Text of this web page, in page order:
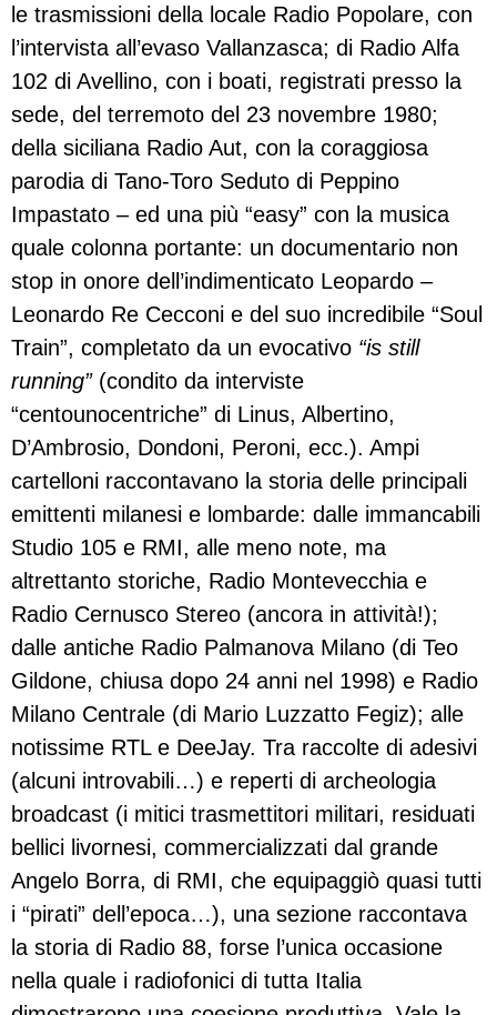
le trasmissioni della locale Radio Popolare, con
l’intervista all’evaso Vallanzasca; di Radio Alfa
102 di Avellino, con i boati, registrati presso la
sede, del terremoto del 23 novembre 1980;
della siciliana Radio Aut, con la coraggiosa
parodia di Tano-Toro Seduto di Peppino
Impastato – ed una più “easy” con la musica
quale colonna portante: un documentario non
stop in onore dell’indimenticato Leopardo –
Leonardo Re Cecconi e del suo incredibile “Soul
Train”, completato da un evocativo “is still
running” (condito da interviste
“centounocentriche” di Linus, Albertino,
D’Ambrosio, Dondoni, Peroni, ecc.). Ampi
cartelloni raccontavano la storia delle principali
emittenti milanesi e lombarde: dalle immancabili
Studio 105 e RMI, alle meno note, ma
altrettanto storiche, Radio Montevecchia e
Radio Cernusco Stereo (ancora in attività!);
dalle antiche Radio Palmanova Milano (di Teo
Gildone, chiusa dopo 24 anni nel 1998) e Radio
Milano Centrale (di Mario Luzzatto Fegiz); alle
notissime RTL e DeeJay. Tra raccolte di adesivi
(alcuni introvabili…) e reperti di archeologia
broadcast (i mitici trasmettitori militari, residuati
bellici livornesi, commercializzati dal grande
Angelo Borra, di RMI, che equipaggiò quasi tutti
i “pirati” dell’epoca…), una sezione raccontava
la storia di Radio 88, forse l’unica occasione
nella quale i radiofonici di tutta Italia